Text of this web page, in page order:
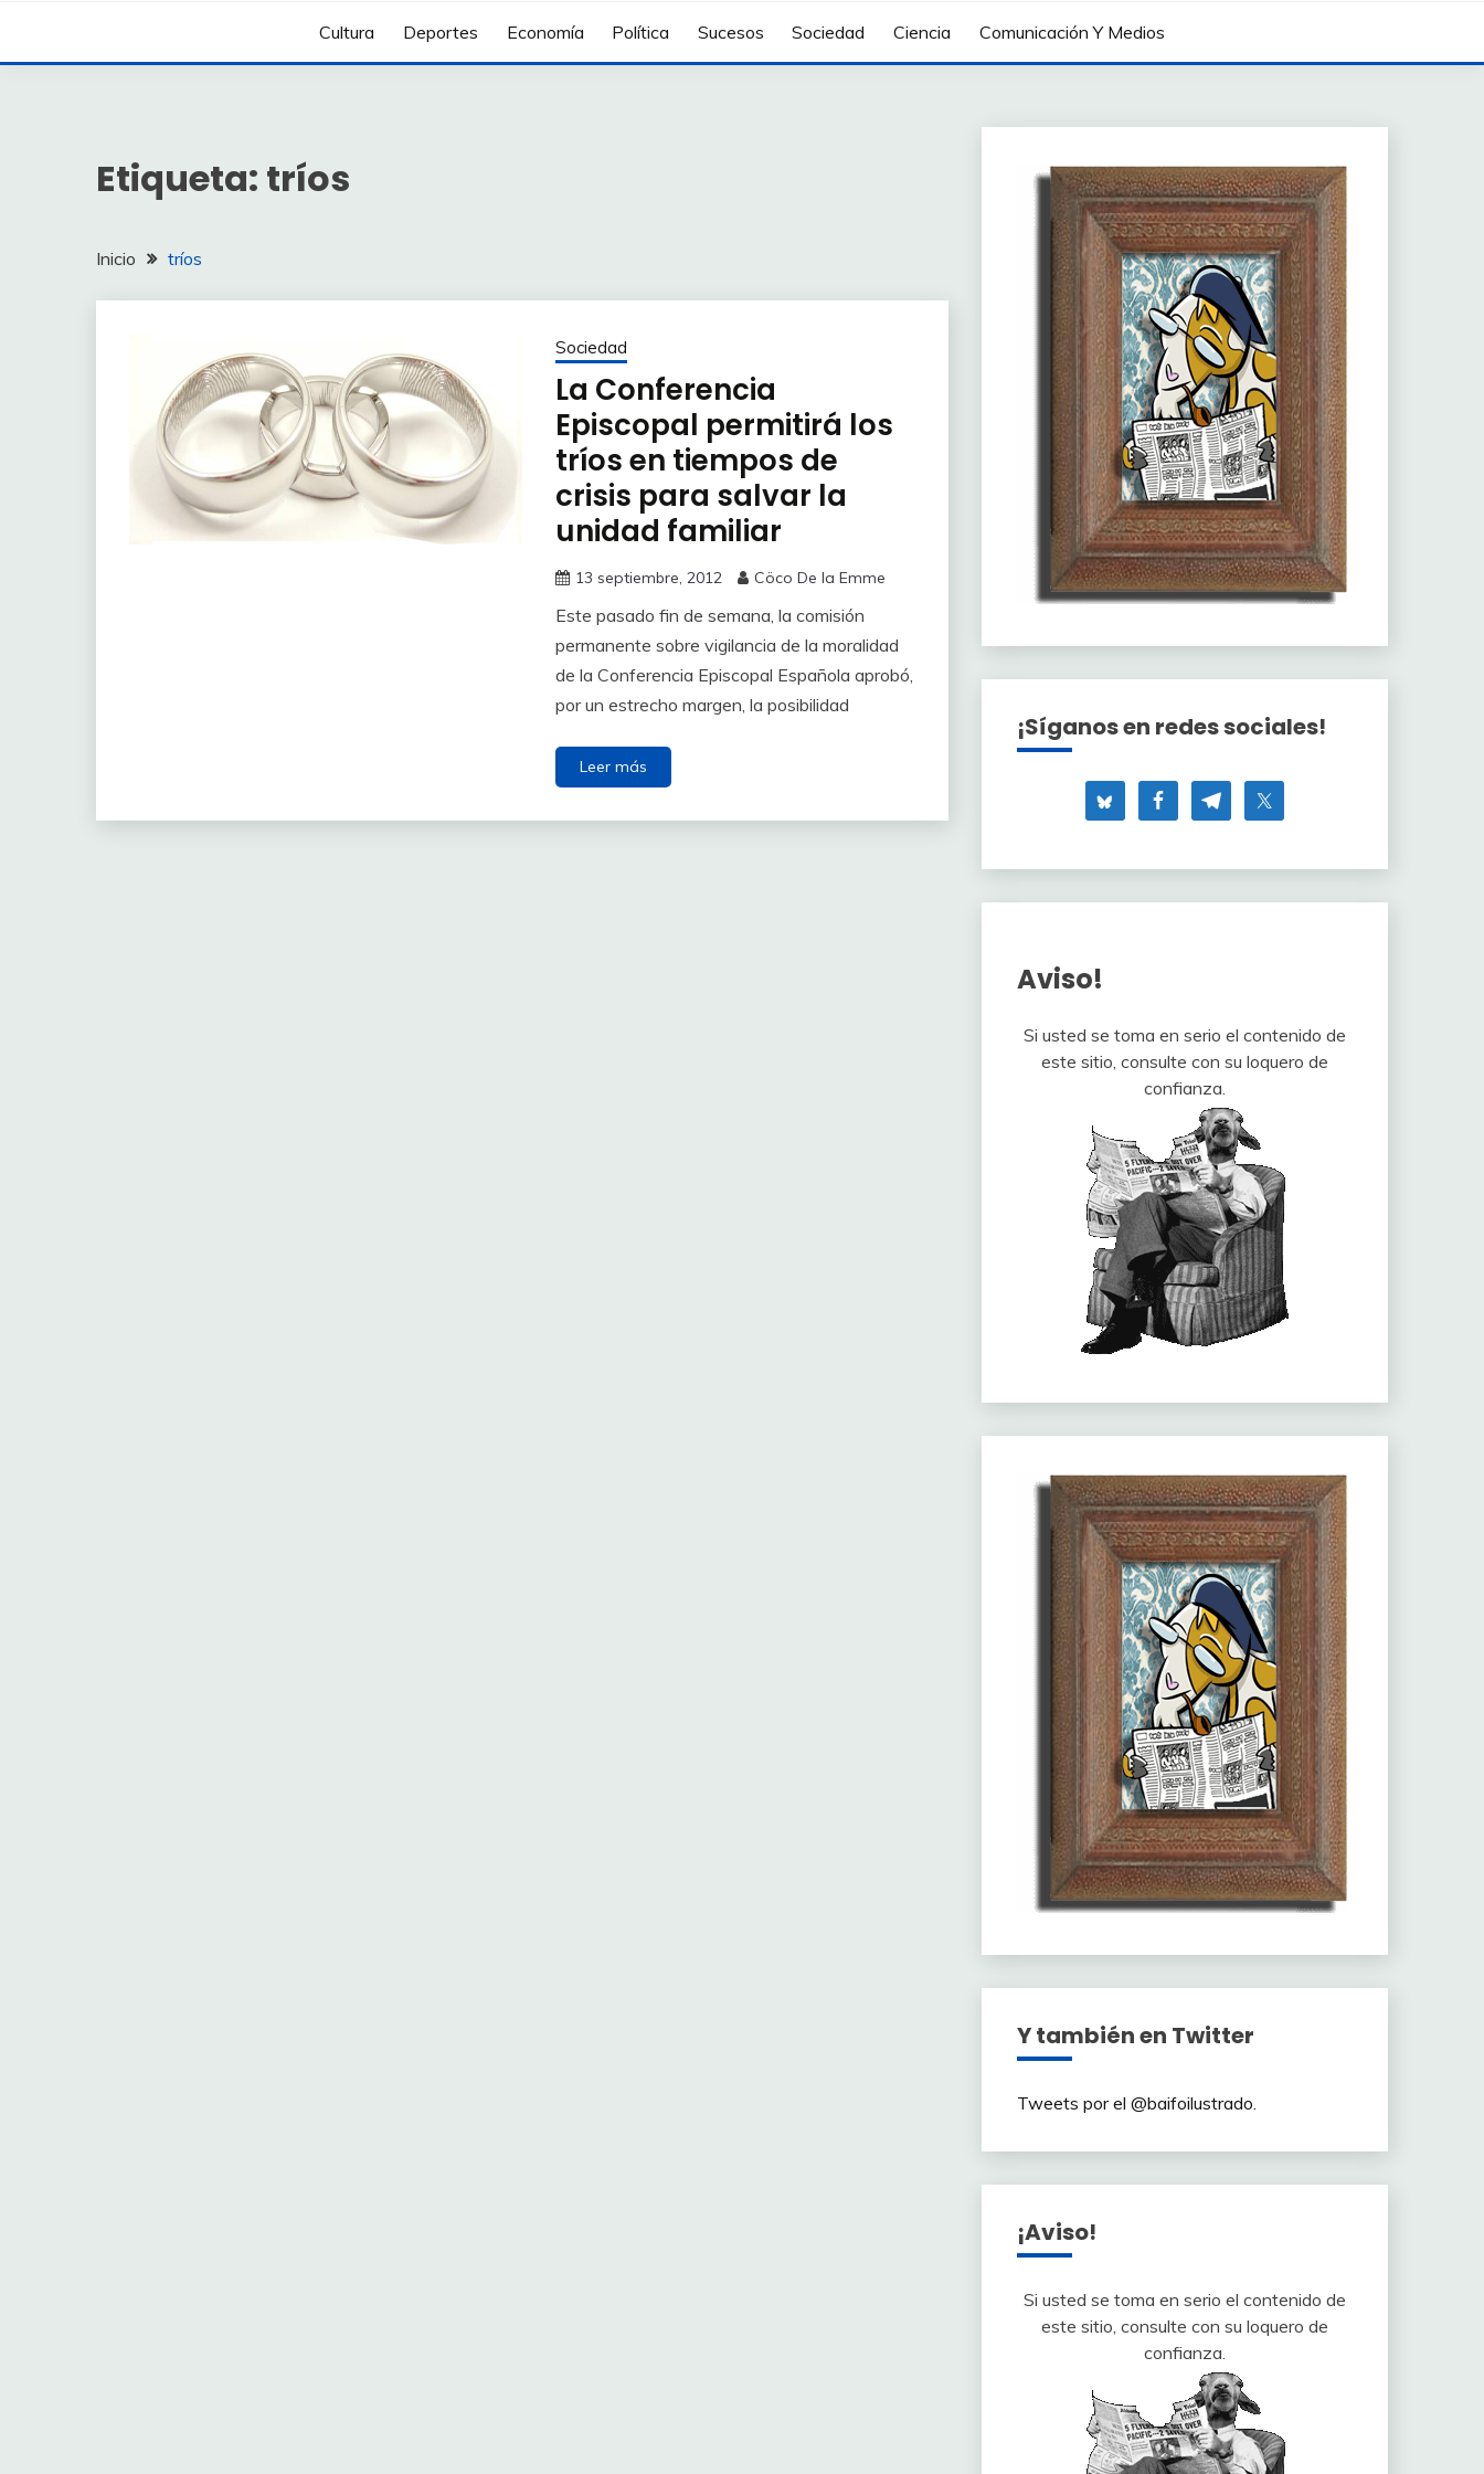
Cultura Deportes Economía Política Sucesos Sociedad Ciencia Comunicación Y Medios
Etiqueta: tríos
Inicio tríos
Sociedad
La Conferencia
Episcopal permitirá los
tríos en tiempos de
crisis para salvar la
unidad familiar
13 septiembre, 2012 Cöco De la Emme
Este pasado fin de semana, la comisión
permanente sobre vigilancia de la moralidad
de la Conferencia Episcopal Española aprobó,
por un estrecho margen, la posibilidad
Leer más
¡Síganos en redes sociales!
Aviso!
Si usted se toma en serio el contenido de
este sitio, consulte con su loquero de
confianza.
Y también en Twitter
Tweets por el @baifoilustrado.
¡Aviso!
Si usted se toma en serio el contenido de
este sitio, consulte con su loquero de
confianza.